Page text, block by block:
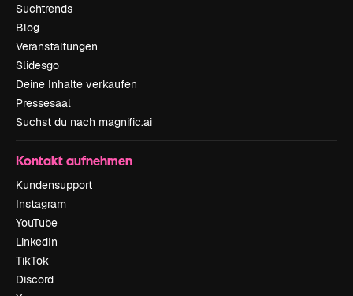
Suchtrends
Blog
Veranstaltungen
Slidesgo
Deine Inhalte verkaufen
Pressesaal
Suchst du nach magnific.ai
Kontakt aufnehmen
Kundensupport
Instagram
YouTube
LinkedIn
TikTok
Discord